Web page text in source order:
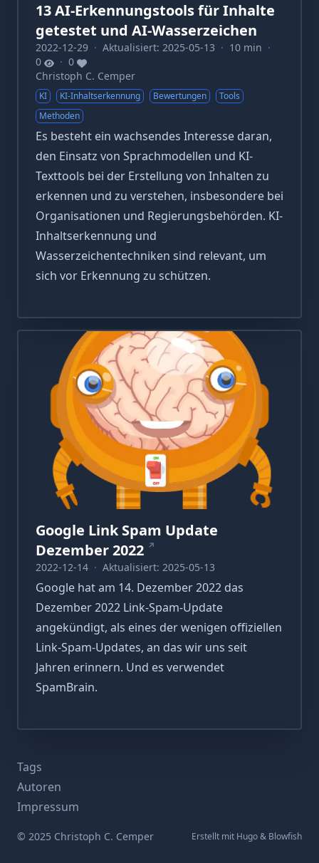
13 AI-Erkennungstools für Inhalte
getestet und AI-Wasserzeichen
2022-12-29 · Aktualisiert: 2025-05-13 · 10 min ·
0
· 0
Christoph C. Cemper
KI KI-Inhaltserkennung Bewertungen
Tools
Methoden
Es besteht ein wachsendes Interesse daran,
den Einsatz von Sprachmodellen und KI-
Texttools bei der Erstellung von Inhalten zu
erkennen und zu verstehen, insbesondere bei
Organisationen und Regierungsbehörden. KI-
Inhaltserkennung und
Wasserzeichentechniken sind relevant, um
sich vor Erkennung zu schützen.
Google Link Spam Update
Dezember 2022 ↗
2022-12-14 · Aktualisiert: 2025-05-13
Google hat am 14. Dezember 2022 das
Dezember 2022 Link-Spam-Update
angekündigt, als eines der wenigen offiziellen
Link-Spam-Updates, an das wir uns seit
Jahren erinnern. Und es verwendet
SpamBrain.
Tags
Autoren
Impressum
© 2025 Christoph C. Cemper Erstellt mit Hugo& Blowfish